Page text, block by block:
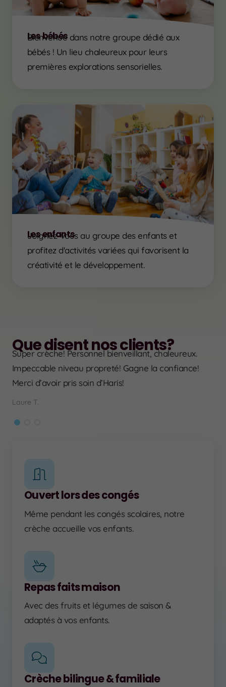
Les bébés
Bienvenue dans notre groupe dédié aux
bébés ! Un lieu chaleureux pour leurs
premières explorations sensorielles.
Les enfants
Joignez-vous au groupe des enfants et
profitez d'activités variées qui favorisent la
créativité et le développement.
Que disent nos clients?
Super crèche! Personnel bienveillant, chaleureux.
Impeccable niveau propreté! Gagne la confiance!
Merci d’avoir pris soin d’Haris!
Laure T.
Ouvert lors des congés
Même pendant les congés scolaires, notre
crèche accueille vos enfants.
Repas faits maison
Avec des fruits et légumes de saison &
adaptés à vos enfants.
Crèche bilingue & familiale